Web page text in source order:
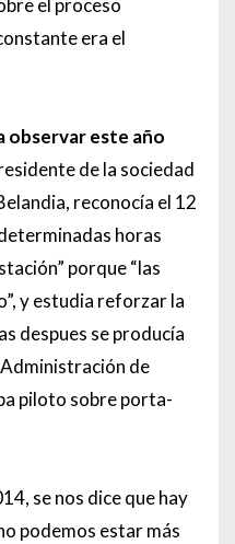
el proceso
era el
observar este año
de la sociedad
reconocía el 12
horas
porque “las
y estudia reforzar la
despues se producía
de
piloto sobre porta-
se nos dice que hay
podemos estar más